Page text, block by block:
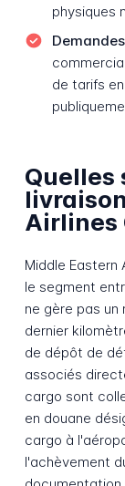
physiques
de tarifs
Quelles
Airlines
Middle Eastern
le segment
ne gère pas
dernier
de dépôt de
associés
cargo sont
en douane
cargo à
l'achèvement